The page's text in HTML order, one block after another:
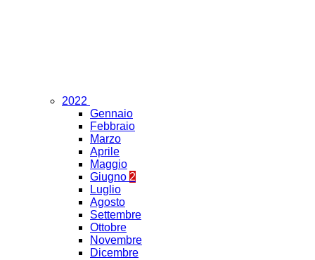
2022
Gennaio
Febbraio
Marzo
Aprile
Maggio
Giugno 2
Luglio
Agosto
Settembre
Ottobre
Novembre
Dicembre